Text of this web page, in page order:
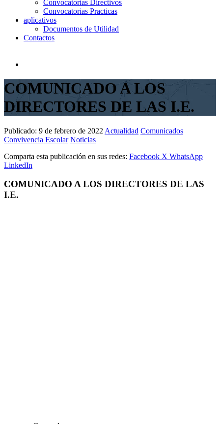
Convocatorias Directivos
Convocatorias Practicas
aplicativos
Documentos de Utilidad
Contactos
COMUNICADO A LOS
DIRECTORES DE LAS I.E.
Publicado: 9 de febrero de 2022 Actualidad Comunicados
Convivencia Escolar Noticias
Comparta esta publicación en sus redes: Facebook X WhatsApp
LinkedIn
COMUNICADO A LOS DIRECTORES DE LAS
I.E.